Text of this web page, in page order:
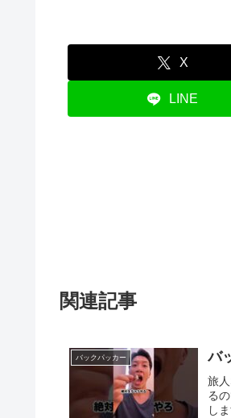
X
LINE
関連記事
バックパッカー バ
旅
る
し